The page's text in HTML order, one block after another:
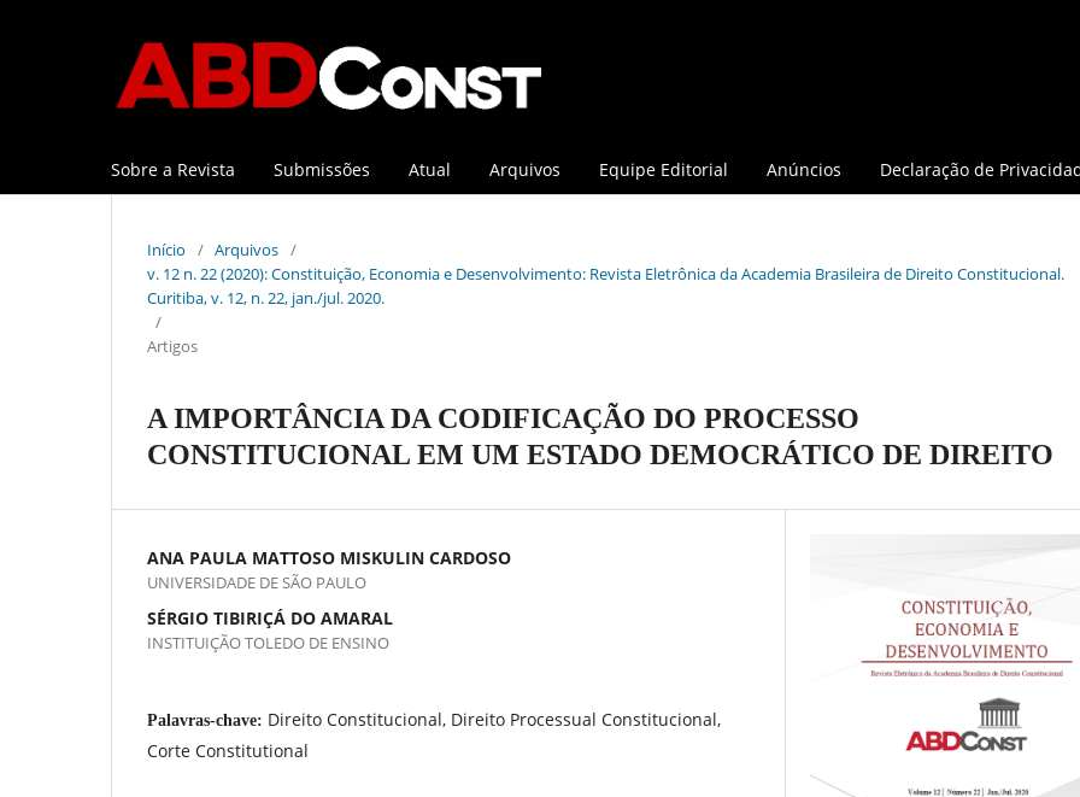
Sobre a Revista Submissões Atual Arquivos Equipe Editorial Anúncios Declaração de
Início / Arquivos /
v. 12 n. 22 (2020): Constituição, Economia e Desenvolvimento: Revista Eletrônica da Academia Brasileira de Direito Constitucional.
Curitiba, v. 12, n. 22, jan./jul. 2020.
/
Artigos
A IMPORTÂNCIA DA CODIFICAÇÃO DO PROCESSO
CONSTITUCIONAL EM UM ESTADO DEMOCRÁTICO DE DIREITO
ANA PAULA MATTOSO MISKULIN CARDOSO
UNIVERSIDADE DE SÃO PAULO
SÉRGIO TIBIRIÇÁ DO AMARAL
INSTITUIÇÃO TOLEDO DE ENSINO
Palavras-chave: Direito Constitucional, Direito Processual Constitucional,
Corte Constitutional